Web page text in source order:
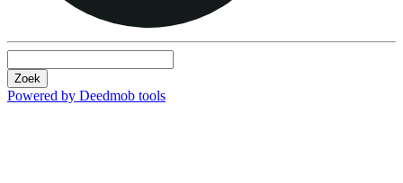
Zoek
Powered by Deedmob tools